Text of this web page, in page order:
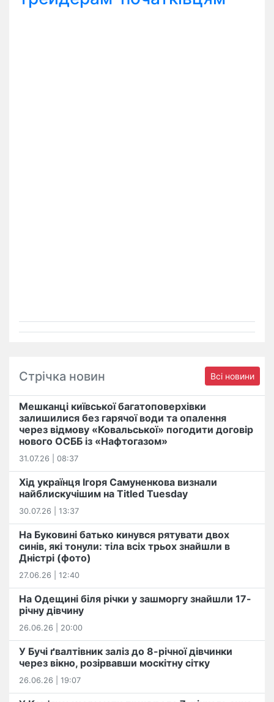
Стрічка новин Всі новини
Мешканці київської багатоповерхівки
залишилися без гарячої води та опалення
через відмову «Ковальської» погодити договір
нового ОСББ із «Нафтогазом»
31.07.26 | 08:37
Хід українця Ігоря Самуненкова визнали
найблискучішим на Titled Tuesday
30.07.26 | 13:37
На Буковині батько кинувся рятувати двох
синів, які тонули: тіла всіх трьох знайшли в
Дністрі (фото)
27.06.26 | 12:40
На Одещині біля річки у зашморгу знайшли 17-
річну дівчину
26.06.26 | 20:00
У Бучі ґвалтівник заліз до 8-річної дівчинки
через вікно, розірвавши москітну сітку
26.06.26 | 19:07